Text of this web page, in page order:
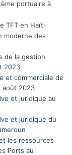
portuaire à
TFT en Haïti
moderne des
de la gestion
2023
et commerciale de
août 2023
et juridique au
et juridique du
les ressources
Ports au